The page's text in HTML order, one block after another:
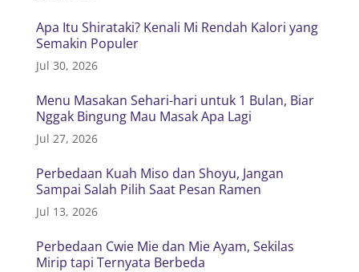
Apa Itu Shirataki? Kenali Mi Rendah Kalori yang
Semakin Populer
Jul 30, 2026
Menu Masakan Sehari-hari untuk 1 Bulan, Biar
Nggak Bingung Mau Masak Apa Lagi
Jul 27, 2026
Perbedaan Kuah Miso dan Shoyu, Jangan
Sampai Salah Pilih Saat Pesan Ramen
Jul 13, 2026
Perbedaan Cwie Mie dan Mie Ayam, Sekilas
Mirip tapi Ternyata Berbeda